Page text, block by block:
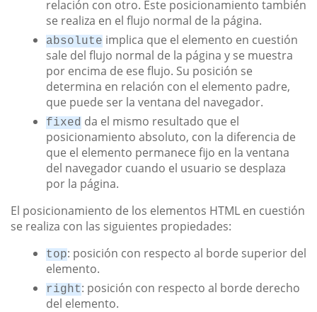
relación con otro. Este posicionamiento también
se realiza en el flujo normal de la página.
absolute implica que el elemento en cuestión
sale del flujo normal de la página y se muestra
por encima de ese flujo. Su posición se
determina en relación con el elemento padre,
que puede ser la ventana del navegador.
fixed da el mismo resultado que el
posicionamiento absoluto, con la diferencia de
que el elemento permanece fijo en la ventana
del navegador cuando el usuario se desplaza
por la página.
El posicionamiento de los elementos HTML en cuestión
se realiza con las siguientes propiedades:
top: posición con respecto al borde superior del
elemento.
right: posición con respecto al borde derecho
del elemento.